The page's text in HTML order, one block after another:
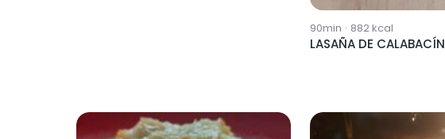
90min · 882kcal
LASAÑA DE CALABACÍN